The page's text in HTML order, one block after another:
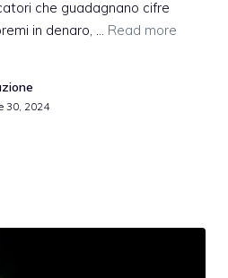
che guadagnano cifre
in denaro, … Read more
30, 2024